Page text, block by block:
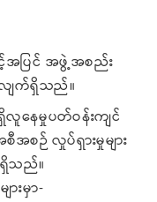
အပြင် အဖွဲ့အစည်း
လျက်ရှိသည်။
လူနေမှုပတ်ဝန်းကျင်
စဉ် လှုပ်ရှားမှုများ
သည်။
ားမှာ-